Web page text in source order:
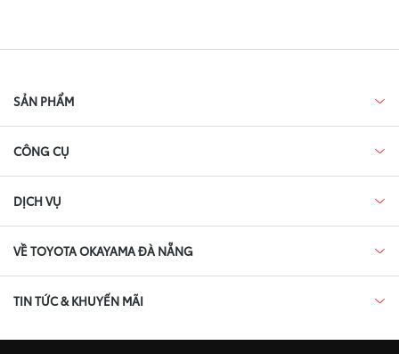
SẢN PHẨM
CÔNG CỤ
DỊCH VỤ
VỀ TOYOTA OKAYAMA ĐÀ NẴNG
TIN TỨC & KHUYẾN MÃI